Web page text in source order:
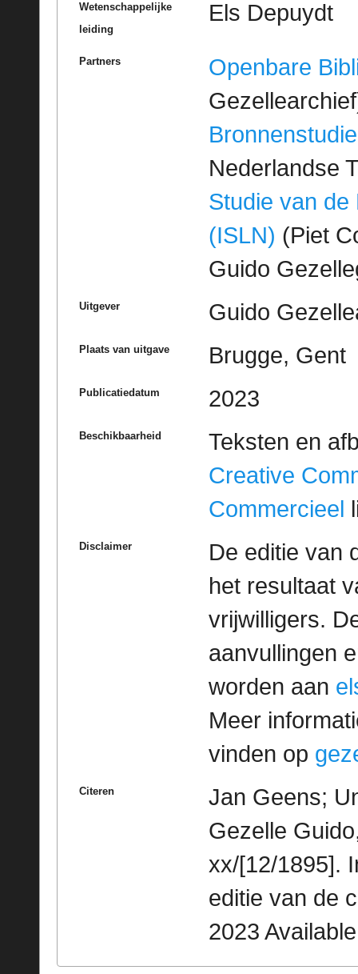
Wetenschappelijke
leiding
Els Depuydt
Partners
Openbare
Bronnenstudie
Nederlandse
Studie van de
(ISLN) (Piet
Guido
Uitgever Guido
Plaats van uitgave Brugge, Gent
Publicatiedatum 2023
Beschikbaarheid
Teksten en
Creative
Commercieel
Disclaimer
De editie van
het resultaat
vrijwilligers.
aanvullingen
worden aan
Meer
vinden op
Citeren
Jan Geens;
Gezelle
xx/[12/1895].
editie van de
2023